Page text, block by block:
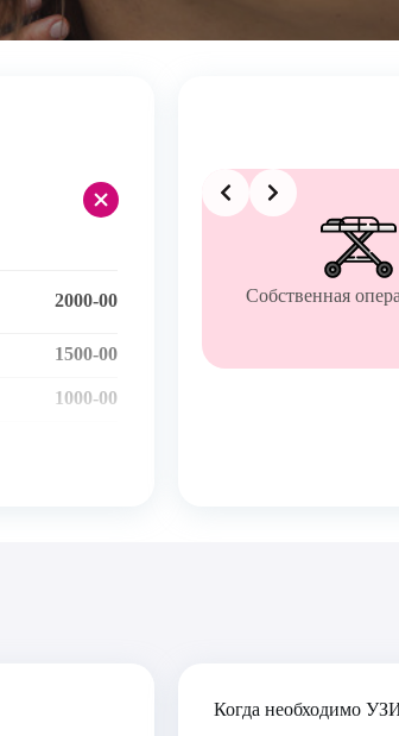
+
2000-00
1500-00
1000-00
клиника Собственная
Slide 2 of 4
Когда необходимо